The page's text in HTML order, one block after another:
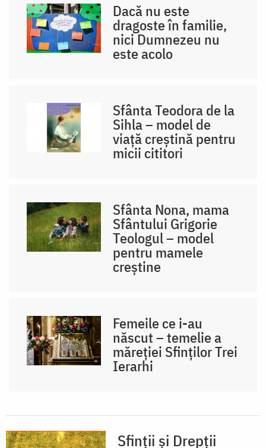
Dacă nu este
dragoste în familie,
nici Dumnezeu nu
este acolo
Sfânta Teodora de la
Sihla – model de
viaţă creştină pentru
micii cititori
Sfânta Nona, mama
Sfântului Grigorie
Teologul – model
pentru mamele
creștine
Femeile ce i-au
născut – temelie a
măreției Sfinților Trei
Ierarhi
Sfinții și Drepții